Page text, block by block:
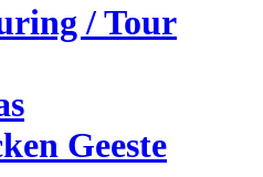
/ Tour
Geeste